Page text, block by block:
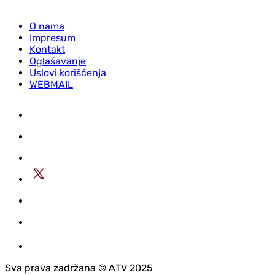
O nama
Impresum
Kontakt
Oglašavanje
Uslovi korišćenja
WEBMAIL
Sva prava zadržana © АTV 2025